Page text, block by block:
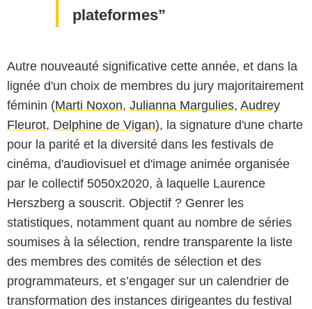
plateformes
Autre nouveauté significative cette année, et dans la
lignée d'un choix de membres du jury majoritairement
féminin (Marti Noxon, Julianna Margulies, Audrey
Fleurot, Delphine de Vigan), la signature d'une charte
pour la parité et la diversité dans les festivals de
cinéma, d'audiovisuel et d'image animée organisée
par le collectif 5050x2020, à laquelle Laurence
Herszberg a souscrit. Objectif ? Genrer les
statistiques, notamment quant au nombre de séries
soumises à la sélection, rendre transparente la liste
des membres des comités de sélection et des
programmateurs, et s’engager sur un calendrier de
transformation des instances dirigeantes du festival